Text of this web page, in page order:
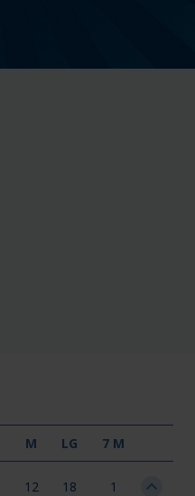
M LG 7 M
12 18 1